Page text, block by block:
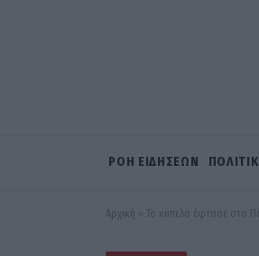
ΡΟΗ ΕΙΔΗΣΕΩΝ
Αρχική » Το κύπελο έφτασε στο